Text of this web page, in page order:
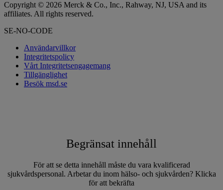
Copyright © 2026 Merck & Co., Inc., Rahway, NJ, USA and its
affiliates. All rights reserved.
SE-NO-CODE
Användarvillkor
Integritetspolicy
Vårt Integritetsengagemang
Tillgänglighet
Besök msd.se
Begränsat innehåll
För att se detta innehåll måste du vara kvalificerad
sjukvårdspersonal. Arbetar du inom hälso- och sjukvården? Klicka
för att bekräfta